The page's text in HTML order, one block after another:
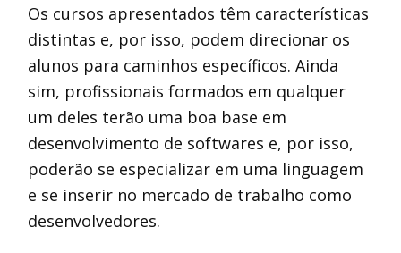
Os cursos apresentados têm características
distintas e, por isso, podem direcionar os
alunos para caminhos específicos. Ainda
sim, profissionais formados em qualquer
um deles terão uma boa base em
desenvolvimento de softwares e, por isso,
poderão se especializar em uma linguagem
e se inserir no mercado de trabalho como
desenvolvedores.